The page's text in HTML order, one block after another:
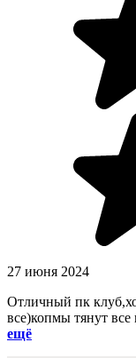
27 июня 2024
Отличный пк
все)копмы тянут
ещё